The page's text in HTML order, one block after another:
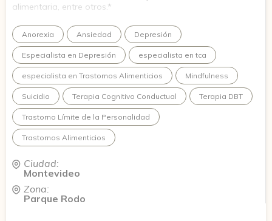
alimentaria, entre otros.*
Mi forma de trabajar integra la Terapia Cognitivo-Conductual
(TCC) y la Terapia Dialéctico-Conductual (DBT), combinando
la escucha y la validación con herramientas concretas para
atravesar el malestar y construir, de a poco, una vida que
valga la pena ser vivida.*
Creo profundamente en el vínculo terapéutico como base de
todo proceso. Cada persona es diferente, y me importa que
el espacio que construyamos juntos se sienta tuyo: seguro,
honesto y a tu ritmo.
Anorexia Ansiedad Depresión
Especialista en Depresión especialista en tca
especialista en Trastornos Alimenticios Mindfulness
Suicidio Terapia Cognitivo Conductual Terapia DBT
Trastorno Límite de la Personalidad
Trastornos Alimenticios
Ciudad:
Montevideo
Zona:
Parque Rodo